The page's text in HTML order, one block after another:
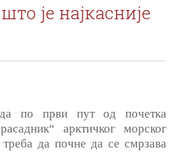
је најкасније
по први пут од почетка
арктичког морског
да почне да се смрзава